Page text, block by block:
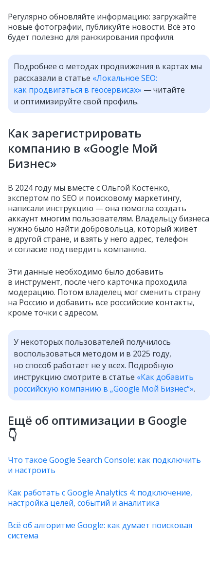
Регулярно обновляйте информацию: загружайте
новые фотографии, публикуйте новости. Всё это
будет полезно для ранжирования профиля.
Подробнее о методах продвижения в картах мы
рассказали в статье «Локальное SEO:
как продвигаться в геосервисах» — читайте
и оптимизируйте свой профиль.
Как зарегистрировать
компанию в «Google Мой
Бизнес»
В 2024 году мы вместе с Ольгой Костенко,
экспертом по SEO и поисковому маркетингу,
написали инструкцию — она помогла создать
аккаунт многим пользователям. Владельцу бизнеса
нужно было найти добровольца, который живёт
в другой стране, и взять у него адрес, телефон
и согласие подтвердить компанию.
Эти данные необходимо было добавить
в инструмент, после чего карточка проходила
модерацию. Потом владелец мог сменить страну
на Россию и добавить все российские контакты,
кроме точки с адресом.
У некоторых пользователей получилось
воспользоваться методом и в 2025 году,
но способ работает не у всех. Подробную
инструкцию смотрите в статье «Как добавить
российскую компанию в „Google Мой Бизнес“».
Ещё об оптимизации в Google
👇
Что такое Google Search Console: как подключить
и настроить
Как работать с Google Analytics 4: подключение,
настройка целей, событий и аналитика
Всё об алгоритме Google: как думает поисковая
система